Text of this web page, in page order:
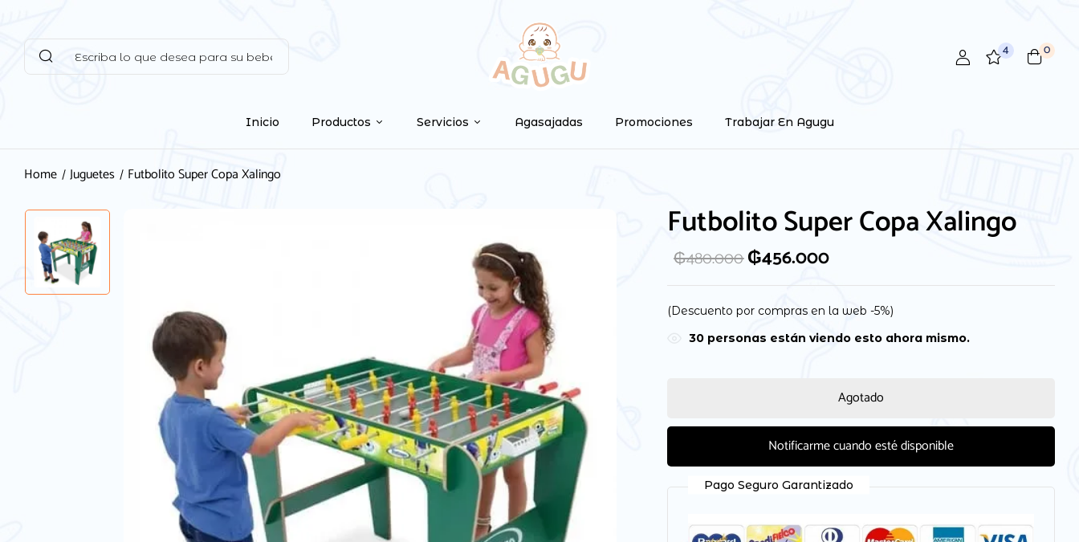
4 0
Inicio Productos Servicios Agasajadas Promociones Trabajar En Agugu
Home Juguetes Futbolito Super Copa Xalingo
Futbolito Super Copa Xalingo
₲480.000₲456.000
(Descuento por compras en la web -5%)
31personas están viendo esto ahora mismo.
Agotado
Notificarme cuando esté disponible
Pago Seguro Garantizado